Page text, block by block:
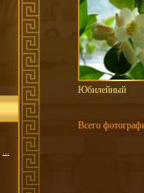
...
Юбилейный
Всего